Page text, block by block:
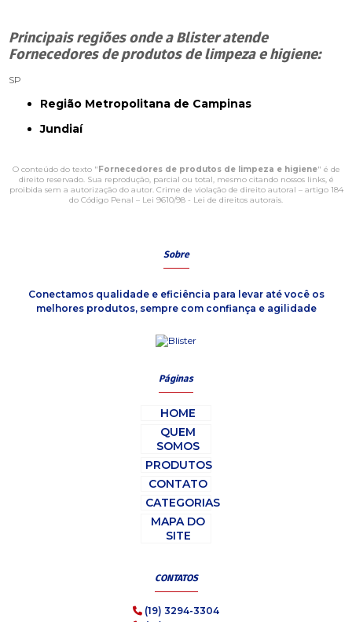
Principais regiões onde a Blister atende
Fornecedores de produtos de limpeza e higiene:
SP
Região Metropolitana de Campinas
Jundiaí
O conteúdo do texto "Fornecedores de produtos de limpeza e higiene" é de
direito reservado. Sua reprodução, parcial ou total, mesmo citando nossos links, é
proibida sem a autorização do autor. Crime de violação de direito autoral – artigo 184
do Código Penal – Lei 9610/98 - Lei de direitos autorais.
Sobre
Conectamos qualidade e eficiência para levar até você os
melhores produtos, sempre com confiança e agilidade
Páginas
HOME
QUEM
SOMOS
PRODUTOS
CONTATO
CATEGORIAS
MAPA DO
SITE
CONTATOS
(19) 3294-3304